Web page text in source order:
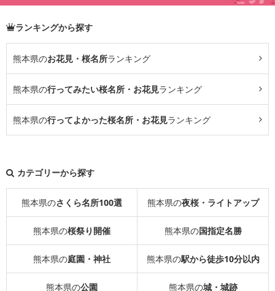
ランキングから探す
熊本県のお花見・桜名所ランキング
熊本県の行ってみたい桜名所・お花見ランキング
熊本県の行ってよかった桜名所・お花見ランキング
カテゴリーから探す
熊本県のさくら名所100選 熊本県の夜桜・ライトアップ
熊本県の桜祭り開催 熊本県の国指定名勝
熊本県の庭園・神社 熊本県の駅から徒歩10分以内
熊本県の公園 熊本県の城・城跡